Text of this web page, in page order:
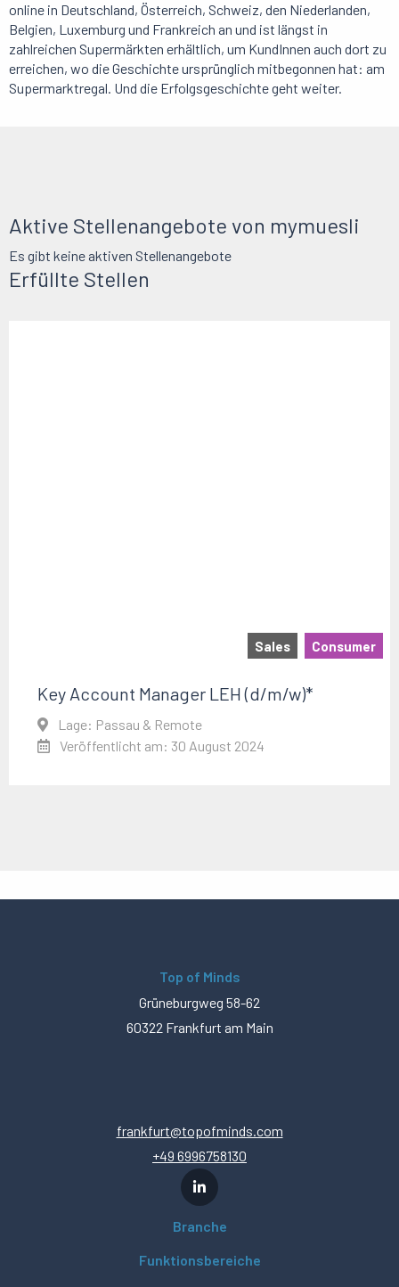
online in Deutschland, Österreich, Schweiz, den Niederlanden,
Belgien, Luxemburg und Frankreich an und ist längst in
zahlreichen Supermärkten erhältlich, um KundInnen auch dort zu
erreichen, wo die Geschichte ursprünglich mitbegonnen hat: am
Supermarktregal. Und die Erfolgsgeschichte geht weiter.
Erfüllte Stellen
Sales Consumer
Key Account Manager LEH (d/m/w)*
Lage: Passau & Remote
Veröffentlicht am: 30 August 2024
Aktive Stellenangebote von mymuesli
Es gibt keine aktiven Stellenangebote
Top of Minds
Grüneburgweg 58-62
60322 Frankfurt am Main
frankfurt@topofminds.com
+49 6996758130
Branche
Funktionsbereiche